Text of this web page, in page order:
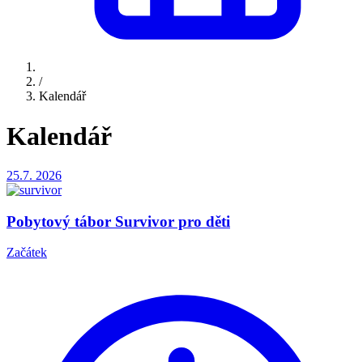
/
Kalendář
Kalendář
25.7. 2026
Pobytový tábor Survivor pro děti
Začátek